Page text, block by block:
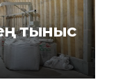
– кең тыныс